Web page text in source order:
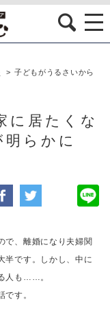
> 子どもがうるさいから
に居たくな
らかに
で、離婚になり夫婦関
です。
しかし、中に
人も……。
す。